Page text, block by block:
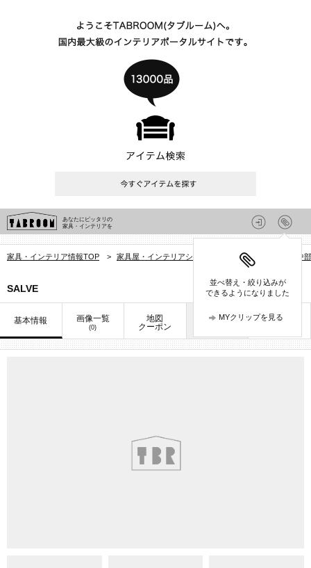
あなたにピッタリの
家具・インテリアを
並べ替え・絞り込みが
できるようになりました
MYクリップを見る
家具・インテリア情報TOP > 家具屋・インテリアショップを探す > 中
SALVE
基本情報 画像一覧
(0)
地図
クーポン
お知らせ 口コミ